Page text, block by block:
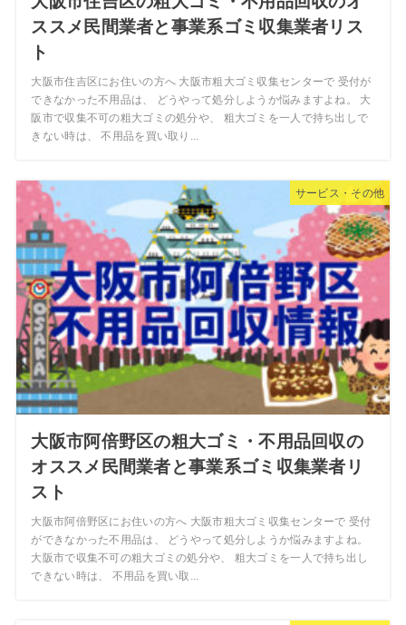
ススメ民間業者と事業系ゴミ収集業者リス
ト
大阪市住吉区にお住いの方へ 大阪市粗大ゴミ収集センターで 受付が
できなかった不用品は、 どうやって処分しようか悩みますよね。 大
阪市で収集不可の粗大ゴミの処分や、 粗大ゴミを一人で持ち出しで
きない時は、 不用品を買い取り...
サービス・その他
大阪市阿倍野区の粗大ゴミ・不用品回収の
オススメ民間業者と事業系ゴミ収集業者リ
スト
大阪市阿倍野区にお住いの方へ 大阪市粗大ゴミ収集センターで 受付
ができなかった不用品は、 どうやって処分しようか悩みますよね。
大阪市で収集不可の粗大ゴミの処分や、 粗大ゴミを一人で持ち出し
できない時は、 不用品を買い取...